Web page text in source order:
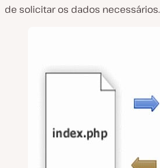
de solicitar os dados necessários.